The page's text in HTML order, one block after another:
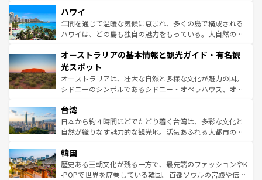
着のスイス情報は
のような巨大都市は、観光、ショッピング、エンターテイ
ンメントが詰まった刺激的なスポットだ。一方、アメリカ
西部には大自然が広がり、グランドキャニオンやイエロー
部のニューオーリンズでは、音楽と美食が融合した独特の
文化が魅力。旅行者はアメリカの各地域で異なる魅力を楽
しみながら、その多様性と豊かな歴史を感じることができ
るだろう。車でのロードトリップや列車の旅も、アメリカ
情報は
ハワイ
年間を通じて温暖な気候に恵まれ、多くの島で構成される
ハワイは、どの島も独自の魅力をもっている。大自然の神
ワイ島は見逃せない。また、定番の観光地といえばオアフ
島だが、静かな自然を求めるならマウイ島やカウアイ島が
おすすめ。エメラルドグリーンに輝く海をはじめ、豊かな
文化や歴史が息づいている。「アロハスピリット」と呼ば
人々、おいしいローカルフードやハワイアンミュージッ
ク、伝統的なフラダンスなど、すべてがハワイの魅力を彩
っている。訪れるたびに新しい発見と感動が待っているハ
はコンテンツ一覧
オーストラリアの基本情報と観光ガイド・有名観
光スポット
オーストラリアは、壮大な自然と多様な文化が魅力の国。
シドニーのシンボルであるシドニー・オペラハウス、オー
リアリーフや大陸中央部にそびえるウルル（エアーズロッ
ク）、タスマニアの美しい原生林やケアンズの熱帯雨林な
ど、見どころがたくさん。また、カフェやワイン、オージ
いる。アクティビティも充実しており、サーフィンやダイ
ビング、ハイキングなど、アウトドア好きにはたまらな
い。オーストラリアの多彩な魅力を存分に味わいつくそ
台湾
日本から約４時間ほどでたどり着く台湾は、多彩な文化と
自然が織りなす魅力的な観光地。活気あふれる大都市の台
ン）、静ひつな山岳地帯である台湾東部など、都市の喧騒
と山間の静けさが共存しており、訪れる人に新しい発見と
驚きをもたらしてくれる。また、奥深い台湾の食文化も魅
韓国
歴史ある王朝文化が残る一方で、最先端のファッションやK
-POPで世界を席巻している韓国。首都ソウルの宮殿や伝統